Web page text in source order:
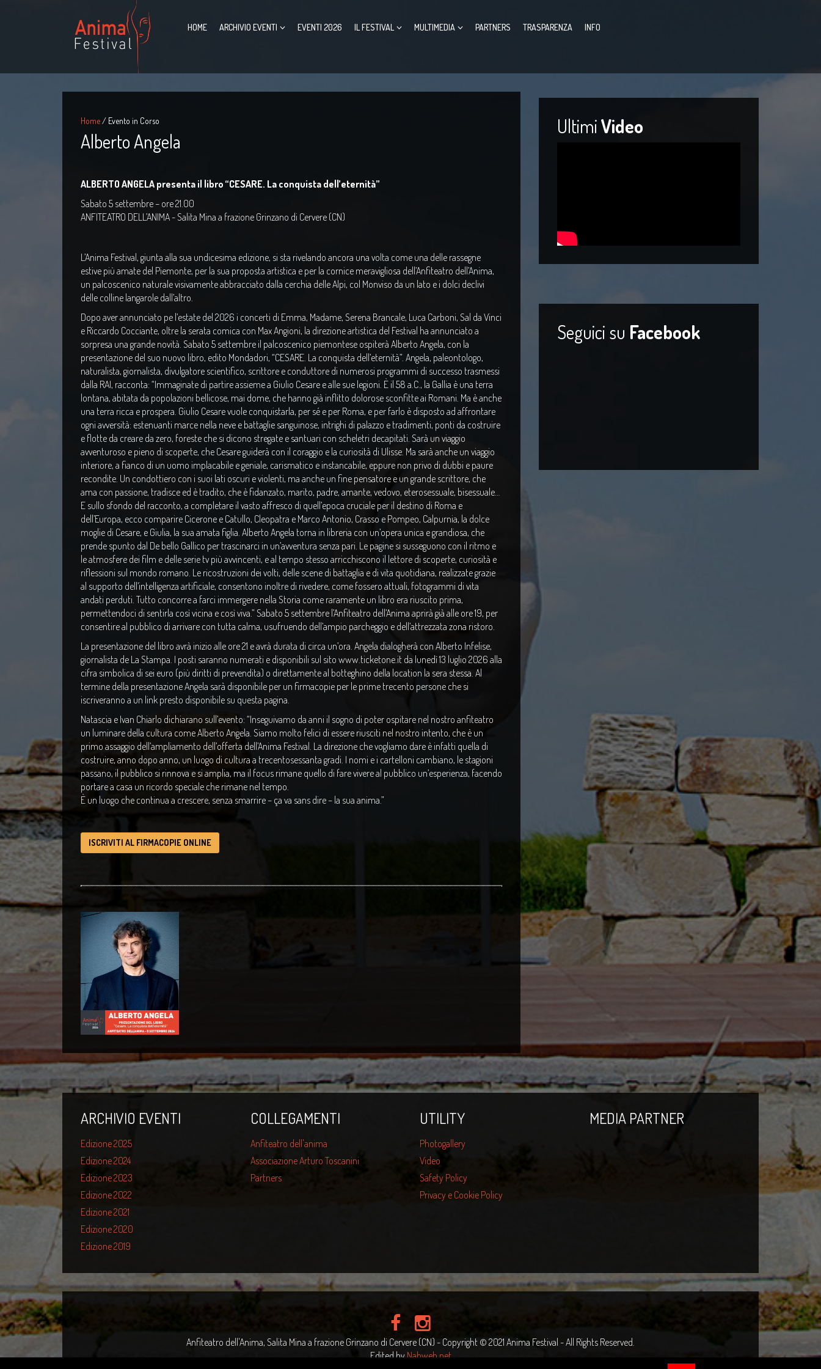
HOME ARCHIVIO EVENTI EVENTI 2026 IL FESTIVAL MULTIMEDIA PARTNERS TRASPARENZA INFO
Home/ Evento in Corso
Alberto Angela
ALBERTO ANGELA presenta il libro “CESARE. La conquista dell’eternità”
Sabato 5 settembre – ore 21.00
ANFITEATRO DELL’ANIMA - Salita Mina a frazione Grinzano di Cervere (CN)
L’Anima Festival, giunta alla sua undicesima edizione, si sta rivelando ancora una volta come una delle rassegne
estive più amate del Piemonte, per la sua proposta artistica e per la cornice meravigliosa dell’Anfiteatro dell’Anima,
un palcoscenico naturale visivamente abbracciato dalla cerchia delle Alpi, col Monviso da un lato e i dolci declivi
delle colline langarole dall’altro.
Dopo aver annunciato pe l’estate del 2026 i concerti di Emma, Madame, Serena Brancale, Luca Carboni, Sal da Vinci
e Riccardo Cocciante, oltre la serata comica con Max Angioni, la direzione artistica del Festival ha annunciato a
sorpresa una grande novità. Sabato 5 settembre il palcoscenico piemontese ospiterà Alberto Angela, con la
presentazione del suo nuovo libro, edito Mondadori, “CESARE. La conquista dell’eternità”. Angela, paleontologo,
naturalista, giornalista, divulgatore scientifico, scrittore e conduttore di numerosi programmi di successo trasmessi
dalla RAI, racconta: “Immaginate di partire assieme a Giulio Cesare e alle sue legioni. È il 58 a.C., la Gallia è una terra
lontana, abitata da popolazioni bellicose, mai dome, che hanno già inflitto dolorose sconfitte ai Romani. Ma è anche
una terra ricca e prospera. Giulio Cesare vuole conquistarla, per sé e per Roma, e per farlo è disposto ad affrontare
ogni avversità: estenuanti marce nella neve e battaglie sanguinose, intrighi di palazzo e tradimenti, ponti da costruire
e flotte da creare da zero, foreste che si dicono stregate e santuari con scheletri decapitati. Sarà un viaggio
avventuroso e pieno di scoperte, che Cesare guiderà con il coraggio e la curiosità di Ulisse. Ma sarà anche un viaggio
interiore, a fianco di un uomo implacabile e geniale, carismatico e instancabile, eppure non privo di dubbi e paure
recondite. Un condottiero con i suoi lati oscuri e violenti, ma anche un fine pensatore e un grande scrittore, che
ama con passione, tradisce ed è tradito, che è fidanzato, marito, padre, amante, vedovo, eterosessuale, bisessuale…
E sullo sfondo del racconto, a completare il vasto affresco di quell’epoca cruciale per il destino di Roma e
dell’Europa, ecco comparire Cicerone e Catullo, Cleopatra e Marco Antonio, Crasso e Pompeo, Calpurnia, la dolce
moglie di Cesare, e Giulia, la sua amata figlia. Alberto Angela torna in libreria con un’opera unica e grandiosa, che
prende spunto dal De bello Gallico per trascinarci in un’avventura senza pari. Le pagine si susseguono con il ritmo e
le atmosfere dei film e delle serie tv più avvincenti, e al tempo stesso arricchiscono il lettore di scoperte, curiosità e
riflessioni sul mondo romano. Le ricostruzioni dei volti, delle scene di battaglia e di vita quotidiana, realizzate grazie
al supporto dell’intelligenza artificiale, consentono inoltre di rivedere, come fossero attuali, fotogrammi di vita
andati perduti. Tutto concorre a farci immergere nella Storia come raramente un libro era riuscito prima,
permettendoci di sentirla così vicina e così viva.” Sabato 5 settembre l’Anfiteatro dell’Anima aprirà già alle ore 19, per
consentire al pubblico di arrivare con tutta calma, usufruendo dell’ampio parcheggio e dell’attrezzata zona ristoro.
La presentazione del libro avrà inizio alle ore 21 e avrà durata di circa un’ora. Angela dialogherà con Alberto Infelise,
giornalista de La Stampa. I posti saranno numerati e disponibili sul sito www.ticketone.it da lunedì 13 luglio 2026 alla
cifra simbolica di sei euro (più diritti di prevendita) o direttamente al botteghino della location la sera stessa. Al
termine della presentazione Angela sarà disponibile per un firmacopie per le prime trecento persone che si
iscriveranno a un link presto disponibile su questa pagina.
Natascia e Ivan Chiarlo dichiarano sull’evento: “Inseguivamo da anni il sogno di poter ospitare nel nostro anfiteatro
un luminare della cultura come Alberto Angela. Siamo molto felici di essere riusciti nel nostro intento, che è un
primo assaggio dell’ampliamento dell’offerta dell’Anima Festival. La direzione che vogliamo dare è infatti quella di
costruire, anno dopo anno, un luogo di cultura a trecentosessanta gradi. I nomi e i cartelloni cambiano, le stagioni
passano, il pubblico si rinnova e si amplia, ma il focus rimane quello di fare vivere al pubblico un’esperienza, facendo
portare a casa un ricordo speciale che rimane nel tempo.
È un luogo che continua a crescere, senza smarrire – ça va sans dire – la sua anima.”
ISCRIVITI AL FIRMACOPIE ONLINE
UltimiVideo
Seguici su Facebook
ARCHIVIO EVENTI
Edizione 2025
Edizione 2024
Edizione 2023
Edizione 2022
Edizione 2021
Edizione 2020
Edizione 2019
COLLEGAMENTI
Anfiteatro dell'anima
Associazione Arturo Toscanini
Partners
UTILITY
Photogallery
Video
Safety Policy
Privacy e Cookie Policy
MEDIA PARTNER
Anfiteatro dell'Anima, Salita Mina a frazione Grinzano di Cervere (CN) - Copyright © 2021 Anima Festival - All Rights Reserved.
Edited by Nahweb.net